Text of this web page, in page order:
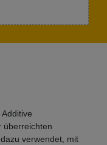
überreichten
verwendet, mit